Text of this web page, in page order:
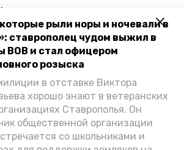
рыли норы и ночевали в
ставрополец чудом выжил в
ВОВ и стал офицером
розыска
в отставке Виктора
хорошо знают в ветеранских
Ставрополья. Он
общественной организации
со школьниками и
от интенсивности
– если число
оставаться высоким,
планировать такой
Владимир